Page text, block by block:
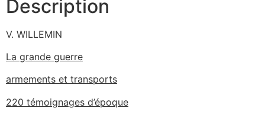
Description
V. ‎WILLEMIN
‎La grande guerre
armements et transports
220 témoignages d’époque‎